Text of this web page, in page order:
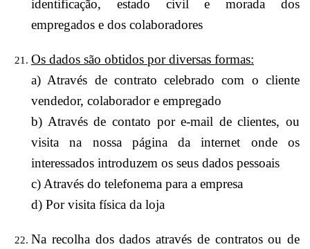
identificação, estado civil e morada dos
empregados e dos colaboradores
Os dados são obtidos por diversas formas:
a) Através de contrato celebrado com o cliente
vendedor, colaborador e empregado
b) Através de contato por e-mail de clientes, ou
visita na nossa página da internet onde os
interessados introduzem os seus dados pessoais
c) Através do telefonema para a empresa
d) Por visita física da loja
Na recolha dos dados através de contratos ou de